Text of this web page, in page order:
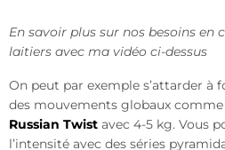
En savoir plus sur nos besoins en
laitiers avec ma vidéo ci-dessus
On peut par exemple s’attarder à
des mouvements globaux comme
Russian Twist avec 4-5 kg. Vous
l’intensité avec des séries